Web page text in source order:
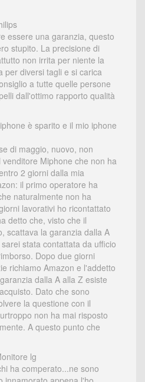
essere una garanzia, questo
stupito. La precisione di
non irrita per niente la
per diversi tagli e si carica
a tutte quelle persone
dall'ottimo rapporto qualità
è sparito e il mio iphone
di maggio, nuovo, non
Miphone che non ha
2 giorni dalla mia
il primo operatore ha
naturalmente non ha
lavorativi ho ricontattato
detto che, visto che il
scattava la garanzia dalla A
stata contattata da ufficio
Dopo due giorni
richiamo Amazon e l'addetto
dalla A alla Z esiste
Dato che sono
la questione con il
non ha mai risposto
A questo punto che
lg
ha comperato...ne sono